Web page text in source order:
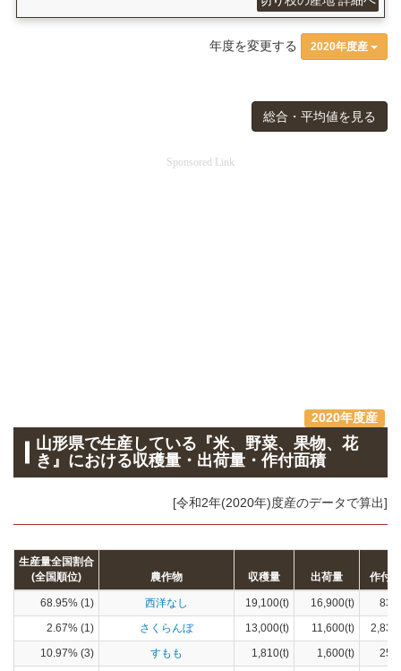
年度を変更する 2020年度産
総合・平均値を見る
Sponsored Link
2020年度産
山形県で生産している『米、野菜、果物、花
き』における収穫量・出荷量・作付面積
[令和2年(2020年)度産のデータで算出]
生産量全国割合
(全国順位)
農作物 収穫量 出荷量 作付
68.95% (1) 西洋なし 19,100(t) 16,900(t)
2.67% (1)
さくらんぼ 13,000(t) 11,600(t)
10.97% (3)
すもも 1,810(t) 1,600(t)